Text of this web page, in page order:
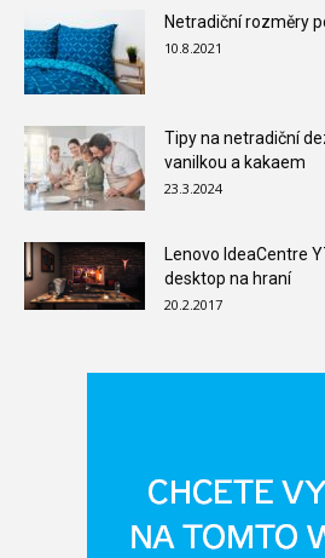
Netradiční rozměry
10.8.2021
Tipy na netradiční
vanilkou a kakaem
23.3.2024
Lenovo IdeaCentre
desktop na hraní
20.2.2017